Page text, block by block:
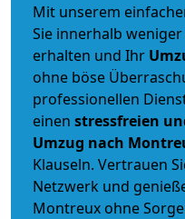
Mit unserem
Sie innerhalb
erhalten und Ihr
ohne böse
professionellen
einen stressfreien
Umzug nach
Klauseln. Vertrauen
Netzwerk und
Montreux ohne